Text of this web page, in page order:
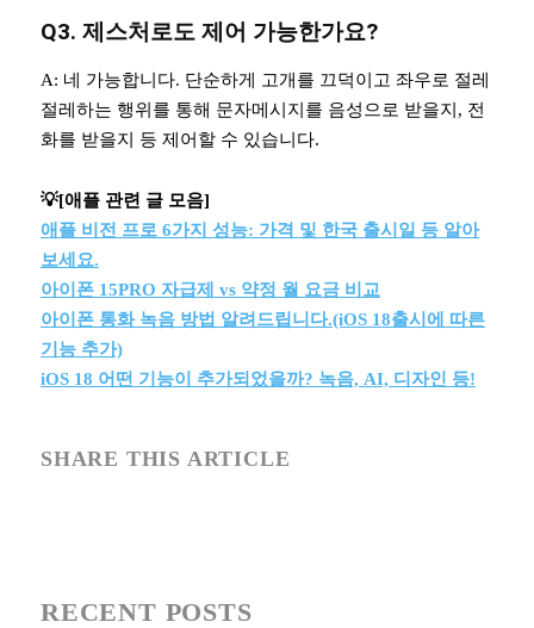
Q3. 제스처로도 제어 가능한가요?
A: 네 가능합니다. 단순하게 고개를 끄덕이고 좌우로 절레
절레하는 행위를 통해 문자메시지를 음성으로 받을지, 전
화를 받을지 등 제어할 수 있습니다.
💡[애플 관련 글 모음]
애플 비전 프로 6가지 성능: 가격 및 한국 출시일 등 알아
보세요.
아이폰 15PRO 자급제 vs 약정 월 요금 비교
아이폰 통화 녹음 방법 알려드립니다.(iOS 18출시에 따른
기능 추가)
iOS 18 어떤 기능이 추가되었을까? 녹음, AI, 디자인 등!
SHARE THIS ARTICLE
RECENT POSTS